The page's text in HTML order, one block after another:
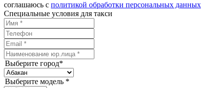
соглашаюсь с политикой обработки персональных данных
Специальные условия для такси
Выберите город*
Выберите модель *